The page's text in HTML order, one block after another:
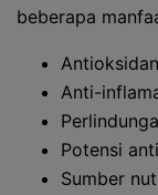
beberapa
Antioksidan
Anti-
Potensi
Sumber